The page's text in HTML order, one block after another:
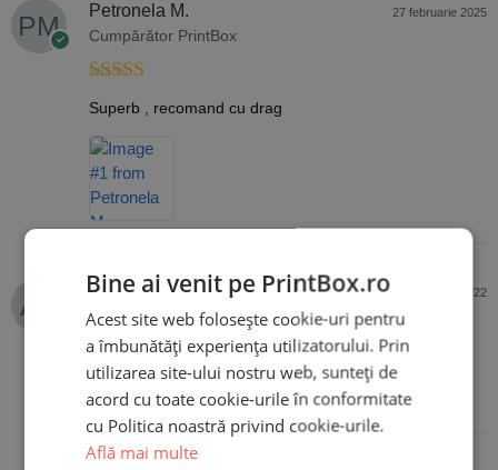
Petronela M.
Cumpărător PrintBox
27 februarie 2025
Evaluat la
din 5
Superb , recomand cu drag
Antonela Deacu
Cumpărător PrintBox
21 noiembrie 2022
Evaluat la5
din 5
Bine ai venit pe PrintBox.ro
Acest site web folosește cookie-uri pentru
a îmbunătăți experiența utilizatorului. Prin
utilizarea site-ului nostru web, sunteți de
acord cu toate cookie-urile în conformitate
cu Politica noastră privind cookie-urile.
Află mai multe